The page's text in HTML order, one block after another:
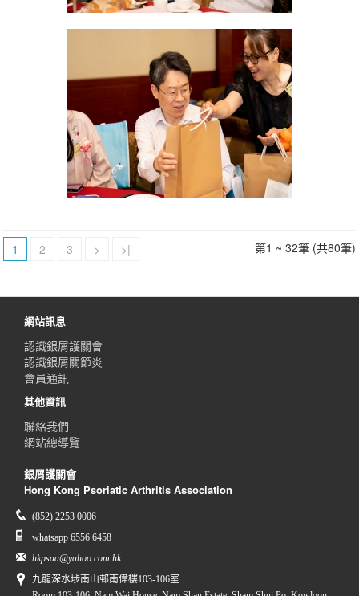
1 2 3 > >| 第1 ~ 32筆 (共80筆)
網站訊息
認識銀屑護關會
認識銀屑關節炎
會員通訊
其他資訊
聯絡我們
網站總導覽
銀屑護關會
Hong Kong Psoriatic Arthritis Association
(852) 2253 0006
whatsapp 6556 6458
hkpsaa@yahoo.com.hk
九龍深水埗南山邨南偉樓103-106室